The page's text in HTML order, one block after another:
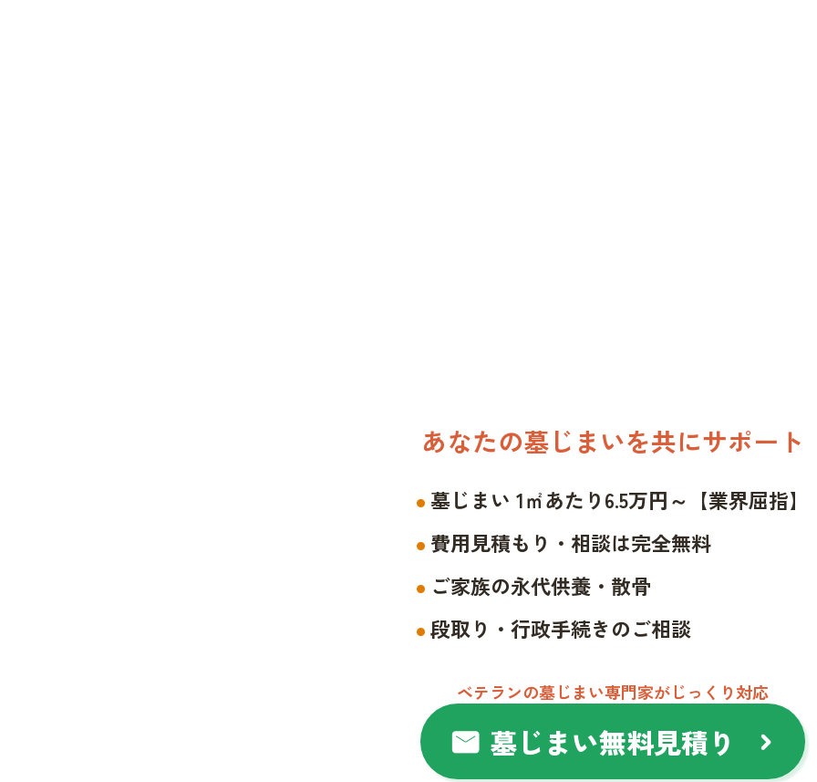
あなたの墓じまいを共にサポート
墓じまい 1㎡あたり6.5万円～【業界屈指】
費用見積もり・相談は完全無料
ご家族の永代供養・散骨
段取り・行政手続きのご相談
ベテランの墓じまい専門家がじっくり対応
mail 墓じまい無料見積り chevron_right